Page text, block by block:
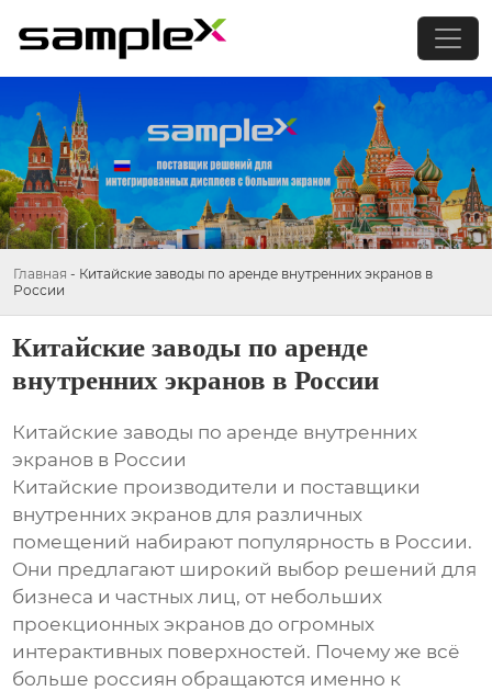
Главная - Китайские заводы по аренде внутренних экранов в
России
Китайские заводы по аренде
внутренних экранов в России
Китайские заводы по аренде внутренних
экранов в России
Китайские производители и поставщики
внутренних экранов для различных
помещений набирают популярность в России.
Они предлагают широкий выбор решений для
бизнеса и частных лиц, от небольших
проекционных экранов до огромных
интерактивных поверхностей. Почему же всё
больше россиян обращаются именно к